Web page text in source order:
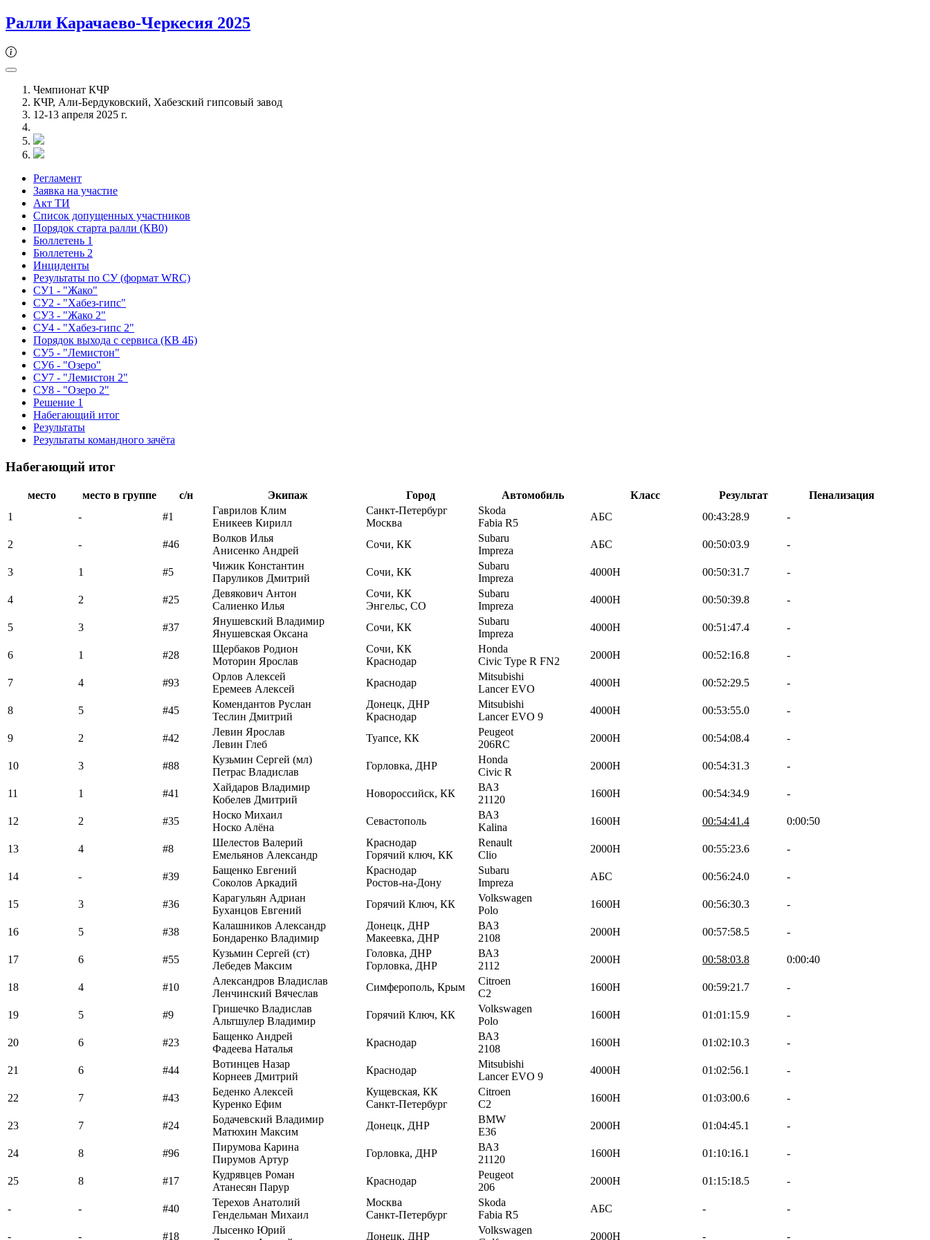
Ралли Карачаево-Черкесия 2025
Чемпионат КЧР
КЧР, Али-Бердуковский, Хабезский гипсовый завод
12-13 апреля 2025 г.
Регламент
Заявка на участие
Акт ТИ
Список допущенных участников
Порядок старта ралли (КВ0)
Бюллетень 1
Бюллетень 2
Инциденты
Результаты по СУ (формат WRC)
СУ1 - "Жако"
СУ2 - "Хабез-гипс"
СУ3 - "Жако 2"
СУ4 - "Хабез-гипс 2"
Порядок выхода с сервиса (КВ 4Б)
СУ5 - "Лемистон"
СУ6 - "Озеро"
СУ7 - "Лемистон 2"
СУ8 - "Озеро 2"
Решение 1
Набегающий итог
Результаты
Результаты командного зачёта
Набегающий итог
место место в группе с/н Экипаж Город Автомобиль Класс Результат
Пенализация
1
- #1
Гаврилов Клим
Еникеев Кирилл
Санкт-Петербург
Москва
Skoda
Fabia R5
АБС 00:43:28.9 -
2 - #46
Волков Илья
Анисенко Андрей
Сочи, КК
Subaru
Impreza
АБС 00:50:03.9 -
3 1 #5
Чижик Константин
Паруликов Дмитрий
Сочи, КК
Subaru
Impreza
4000H 00:50:31.7 -
4 2 #25
Девякович Антон
Салиенко Илья
Сочи, КК
Энгельс, СО
Subaru
Impreza
4000H 00:50:39.8 -
5 3 #37
Янушевский Владимир
Янушевская Оксана
Сочи, КК
Subaru
Impreza
4000H 00:51:47.4 -
6 1 #28
Щербаков Родион
Моторин Ярослав
Сочи, КК
Краснодар
Honda
Civic Type R FN2
2000H 00:52:16.8 -
7 4 #93
Орлов Алексей
Еремеев Алексей
Краснодар
Mitsubishi
Lancer EVO
4000H 00:52:29.5 -
8 5 #45
Комендантов Руслан
Теслин Дмитрий
Донецк, ДНР
Краснодар
Mitsubishi
Lancer EVO 9
4000H 00:53:55.0 -
9 2 #42
Левин Ярослав
Левин Глеб
Туапсе, КК
Peugeot
206RC
2000H 00:54:08.4 -
10 3 #88
Кузьмин Сергей (мл)
Петрас Владислав
Горловка, ДНР
Honda
Civic R
2000H 00:54:31.3 -
11 1 #41
Хайдаров Владимир
Кобелев Дмитрий
Новороссийск, КК
ВАЗ
21120
1600H 00:54:34.9 -
12 2 #35
Носко Михаил
Носко Алёна
Севастополь
ВАЗ
Kalina
1600H 00:54:41.4 0:00:50
13 4 #8
Шелестов Валерий
Емельянов Александр
Краснодар
Горячий ключ, КК
Renault
Clio
2000H 00:55:23.6 -
14 - #39
Бащенко Евгений
Соколов Аркадий
Краснодар
Ростов-на-Дону
Subaru
Impreza
АБС 00:56:24.0 -
15 3 #36
Карагульян Адриан
Буханцов Евгений
Горячий Ключ, КК
Volkswagen
Polo
1600H 00:56:30.3 -
16 5 #38
Калашников Александр
Бондаренко Владимир
Донецк, ДНР
Макеевка, ДНР
ВАЗ
2108
2000H 00:57:58.5 -
17 6 #55
Кузьмин Сергей (ст)
Лебедев Максим
Головка, ДНР
Горловка, ДНР
ВАЗ
2112
2000H 00:58:03.8 0:00:40
18 4 #10
Александров Владислав
Ленчинский Вячеслав
Симферополь, Крым
Citroen
C2
1600H 00:59:21.7 -
19 5 #9
Гришечко Владислав
Альтшулер Владимир
Горячий Ключ, КК
Volkswagen
Polo
1600H 01:01:15.9 -
20 6 #23
Бащенко Андрей
Фадеева Наталья
Краснодар
ВАЗ
2108
1600H 01:02:10.3 -
21 6 #44
Вотинцев Назар
Корнеев Дмитрий
Краснодар
Mitsubishi
Lancer EVO 9
4000H 01:02:56.1 -
22 7 #43
Беденко Алексей
Куренко Ефим
Кущевская, КК
Санкт-Петербург
Citroen
C2
1600H 01:03:00.6 -
23 7 #24
Бодачевский Владимир
Матюхин Максим
Донецк, ДНР
BMW
E36
2000H 01:04:45.1 -
24 8 #96
Пирумова Карина
Пирумов Артур
Горловка, ДНР
ВАЗ
21120
1600H 01:10:16.1 -
25 8 #17
Кудрявцев Роман
Атанесян Парур
Краснодар
Peugeot
206
2000H 01:15:18.5 -
- - #40
Терехов Анатолий
Гендельман Михаил
Москва
Санкт-Петербург
Skoda
Fabia R5
АБС - -
- - #18
Лысенко Юрий
Донецк, ДНР
Volkswagen
2000H - -